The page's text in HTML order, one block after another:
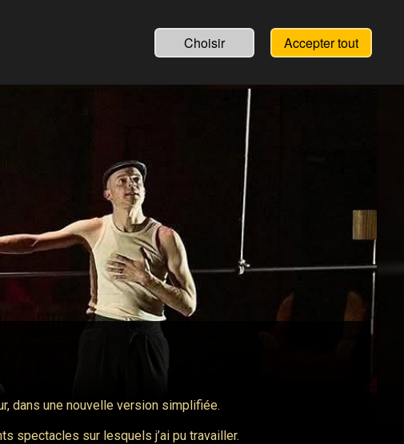
dans une nouvelle version simplifiée.
spectacles sur lesquels j’ai pu travailler.
Choisir Accepter tout